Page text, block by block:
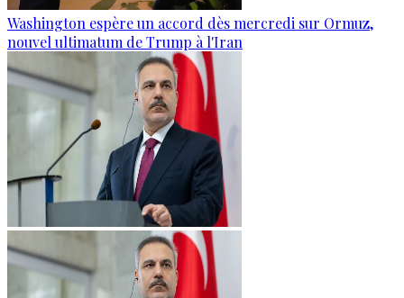
Washington espère un accord dès mercredi sur Ormuz,
nouvel ultimatum de Trump à l'Iran